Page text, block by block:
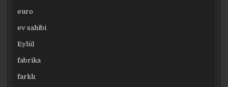
euro
ev sahibi
Eylül
fabrika
farklı